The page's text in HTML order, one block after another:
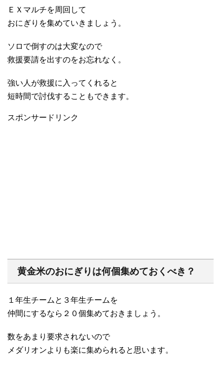
ＥＸマルチを周回して
おにぎりを集めていきましょう。
ソロで倒すのは大変なので
救援要請を出すのをお忘れなく。
強い人が救援に入ってくれると
短時間で討伐することもできます。
スポンサードリンク
黄金米のおにぎりは何個集めておくべき？
１年生チームと３年生チームを
仲間にするなら２０個集めておきましょう。
数をあまり要求されないので
メダリオンよりも楽に集められると思います。